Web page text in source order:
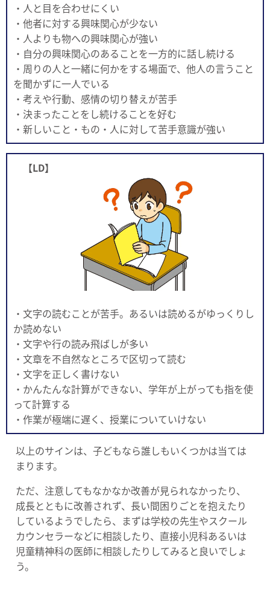
・人と目を合わせにくい
・他者に対する興味関心が少ない
・人よりも物への興味関心が強い
・自分の興味関心のあることを一方的に話し続ける
・周りの人と一緒に何かをする場面で、他人の言うこと
を聞かずに一人でいる
・考えや行動、感情の切り替えが苦手
・決まったことをし続けることを好む
・新しいこと・もの・人に対して苦手意識が強い
【LD】
・文字の読むことが苦手。あるいは読めるがゆっくりし
か読めない
・文字や行の読み飛ばしが多い
・文章を不自然なところで区切って読む
・文字を正しく書けない
・かんたんな計算ができない、学年が上がっても指を使
って計算する
・作業が極端に遅く、授業についていけない
以上のサインは、子どもなら誰しもいくつかは当ては
まります。
ただ、注意してもなかなか改善が見られなかったり、
成長とともに改善されず、長い間困りごとを抱えたり
しているようでしたら、まずは学校の先生やスクール
カウンセラーなどに相談したり、直接小児科あるいは
児童精神科の医師に相談したりしてみると良いでしょ
う。